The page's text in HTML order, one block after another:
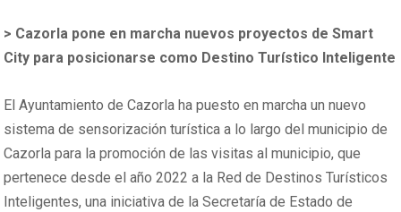
> Cazorla pone en marcha nuevos proyectos de Smart
City para posicionarse como Destino Turístico Inteligente
El Ayuntamiento de Cazorla ha puesto en marcha un nuevo
sistema de sensorización turística a lo largo del municipio de
Cazorla para la promoción de las visitas al municipio, que
pertenece desde el año 2022 a la Red de Destinos Turísticos
Inteligentes, una iniciativa de la Secretaría de Estado de